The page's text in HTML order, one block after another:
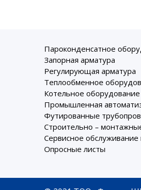
Пароконденсатное
Запорная арматура
Регулирующая арматура
Теплообменное
Котельное оборудование
Промышленная
Футированные
Строительно –
Сервисное обслуживание
Опросные листы